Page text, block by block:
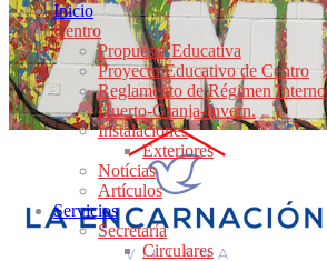
Inicio
Centro
Propuesta Educativa
Proyecto Educativo de Centro
Reglamento de Régimen Interno
Huerto-Granja-Invern.
Instalaciones
Exteriores
Notícias
Artículos
Servicios
Secretaría
Circulares